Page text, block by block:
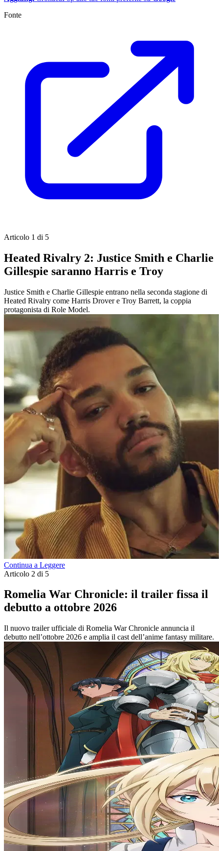
Fonte
Articolo 1 di 5
Heated Rivalry 2: Justice Smith e Charlie
Gillespie saranno Harris e Troy
Justice Smith e Charlie Gillespie entrano nella seconda stagione di
Heated Rivalry come Harris Drover e Troy Barrett, la coppia
protagonista di Role Model.
Continua a Leggere
Articolo 2 di 5
Romelia War Chronicle: il trailer fissa il
debutto a ottobre 2026
Il nuovo trailer ufficiale di Romelia War Chronicle annuncia il
debutto nell’ottobre 2026 e amplia il cast dell’anime fantasy militare.